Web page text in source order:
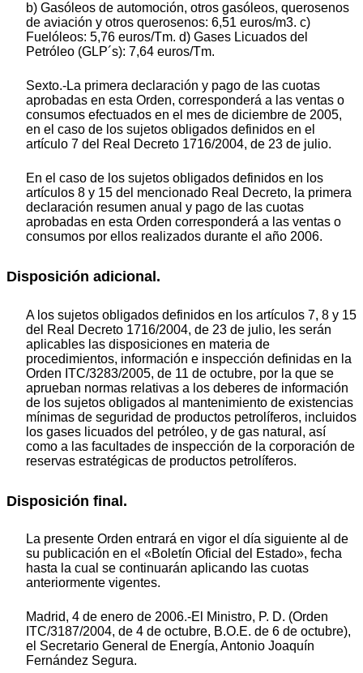
b) Gasóleos de automoción, otros gasóleos, querosenos
de aviación y otros querosenos: 6,51 euros/m3. c)
Fuelóleos: 5,76 euros/Tm. d) Gases Licuados del
Petróleo (GLP´s): 7,64 euros/Tm.
Sexto.-La primera declaración y pago de las cuotas
aprobadas en esta Orden, corresponderá a las ventas o
consumos efectuados en el mes de diciembre de 2005,
en el caso de los sujetos obligados definidos en el
artículo 7 del Real Decreto 1716/2004, de 23 de julio.
En el caso de los sujetos obligados definidos en los
artículos 8 y 15 del mencionado Real Decreto, la primera
declaración resumen anual y pago de las cuotas
aprobadas en esta Orden corresponderá a las ventas o
consumos por ellos realizados durante el año 2006.
Disposición adicional.
A los sujetos obligados definidos en los artículos 7, 8 y 15
del Real Decreto 1716/2004, de 23 de julio, les serán
aplicables las disposiciones en materia de
procedimientos, información e inspección definidas en la
Orden ITC/3283/2005, de 11 de octubre, por la que se
aprueban normas relativas a los deberes de información
de los sujetos obligados al mantenimiento de existencias
mínimas de seguridad de productos petrolíferos, incluidos
los gases licuados del petróleo, y de gas natural, así
como a las facultades de inspección de la corporación de
reservas estratégicas de productos petrolíferos.
Disposición final.
La presente Orden entrará en vigor el día siguiente al de
su publicación en el «Boletín Oficial del Estado», fecha
hasta la cual se continuarán aplicando las cuotas
anteriormente vigentes.
Madrid, 4 de enero de 2006.-El Ministro, P. D. (Orden
ITC/3187/2004, de 4 de octubre, B.O.E. de 6 de octubre),
el Secretario General de Energía, Antonio Joaquín
Fernández Segura.